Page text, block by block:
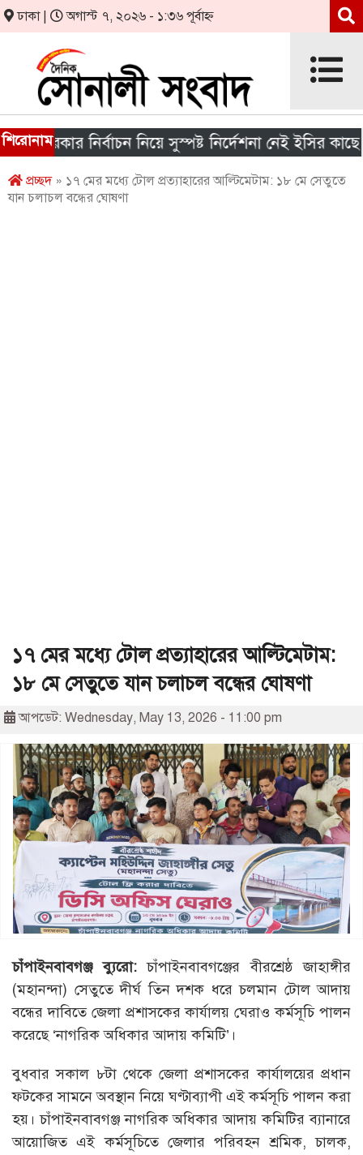
ঢাকা | অগাস্ট ৭, ২০২৬ - ১:৩৬ পূর্বাহ্ন
শিরোনামনির্বাচন নিয়ে সুস্পষ্ট নির্দেশনা নেই ইসির কাছে
প্রচ্ছদ» ১৭ মের মধ্যে টোল প্রত্যাহারের আল্টিমেটাম: ১৮ মে সেতুতে
যান চলাচল বন্ধের ঘোষণা
১৭ মের মধ্যে টোল প্রত্যাহারের আল্টিমেটাম:
১৮ মে সেতুতে যান চলাচল বন্ধের ঘোষণা
আপডেট: Wednesday, May 13, 2026 - 11:00 pm
চাঁপাইনবাবগঞ্জ ব্যুরো:চাঁপাইনবাবগঞ্জের বীরশ্রেষ্ঠ জাহাঙ্গীর
(মহানন্দা) সেতুতে দীর্ঘ তিন দশক ধরে চলমান টোল আদায়
বন্ধের দাবিতে জেলা প্রশাসকের কার্যালয় ঘেরাও কর্মসূচি পালন
করেছে ‘নাগরিক অধিকার আদায় কমিটি’।
বুধবার সকাল ৮টা থেকে জেলা প্রশাসকের কার্যালয়ের প্রধান
ফটকের সামনে অবস্থান নিয়ে ঘণ্টাব্যাপী এই কর্মসূচি পালন করা
হয়। চাঁপাইনবাবগঞ্জ নাগরিক অধিকার আদায় কমিটির ব্যানারে
আয়োজিত এই কর্মসূচিতে জেলার পরিবহন শ্রমিক, চালক,